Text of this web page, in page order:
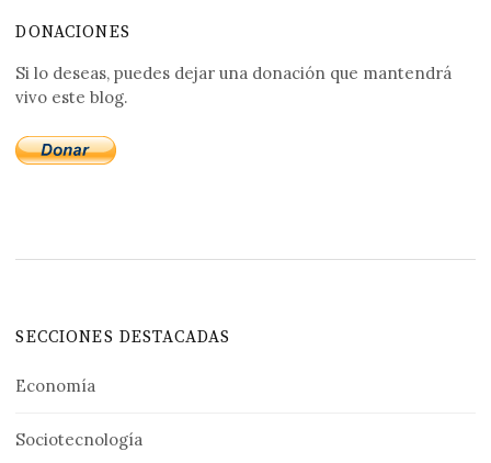
DONACIONES
Si lo deseas, puedes dejar una donación que mantendrá
vivo este blog.
SECCIONES DESTACADAS
Economía
Sociotecnología